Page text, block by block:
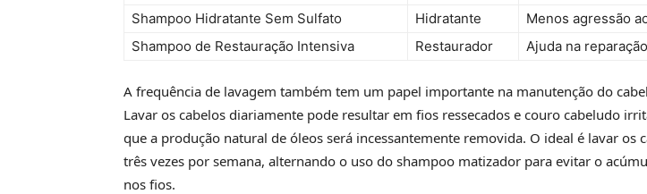
Shampoo Hidratante Sem Sulfato
Hidratante
Menos agressão
Shampoo de Restauração Intensiva
Restaurador Ajuda na
A frequência de lavagem também tem um papel importante na manutenção do
Lavar os cabelos diariamente pode resultar em fios ressecados e couro cabeludo
que a produção natural de óleos será incessantemente removida. O ideal é lavar os
três vezes por semana, alternando o uso do shampoo matizador para evitar o
nos fios.